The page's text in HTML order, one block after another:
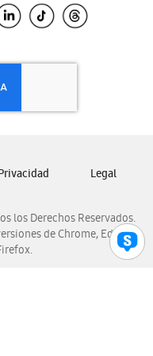
los Derechos Reservados.
de Chrome, Edge,
Legal